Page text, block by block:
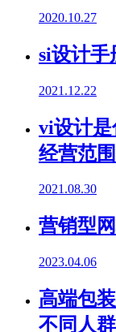
2020.10.27
si设计手
2021.12.22
vi设计是
经营范
2021.08.30
营销型
2023.04.06
高端包
不同人